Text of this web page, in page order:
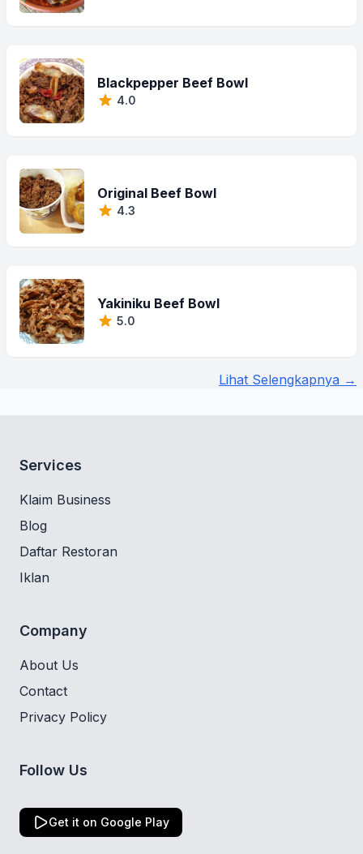
Blackpepper Beef Bowl
4.0
Original Beef Bowl
4.3
Yakiniku Beef Bowl
5.0
Lihat Selengkapnya →
Services
Klaim Business
Blog
Daftar Restoran
Iklan
Company
About Us
Contact
Privacy Policy
Follow Us
Get it on Google Play